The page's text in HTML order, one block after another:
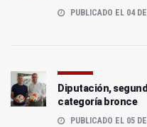
PUBLICADO EL 04
Diputación,
categoría bronce
PUBLICADO EL 05